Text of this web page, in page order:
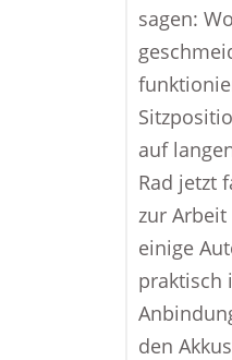
sagen:
auf
Rad jetzt
zur
einige
praktisch
den